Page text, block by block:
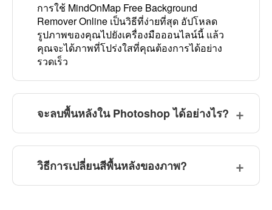
การใช้ MindOnMap Free Background
Remover Online เป็นวิธีที่ง่ายที่สุด อัปโหลด
รูปภาพของคุณไปยังเครื่องมือออนไลน์นี้ แล้ว
คุณจะได้ภาพที่โปร่งใสที่คุณต้องการได้อย่าง
รวดเร็ว
จะลบพื้นหลังใน Photoshop ได้อย่างไร?
วิธีการเปลี่ยนสีพื้นหลังของภาพ?